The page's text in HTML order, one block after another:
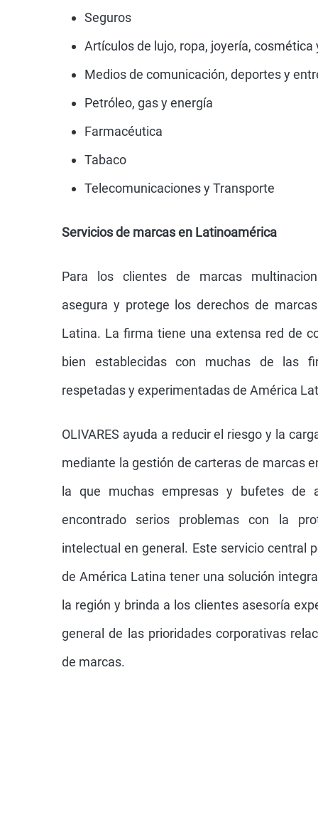
Seguros
Artículos de lujo, ropa, joyería,
Medios de comunicación, deportes y
Petróleo, gas y energía
Farmacéutica
Tabaco
Telecomunicaciones y Transporte
Servicios de marcas en Latinoamérica
Para los clientes de marcas
asegura y protege los derechos de
Latina. La firma tiene una extensa red de
bien establecidas con muchas de las
respetadas y experimentadas de América
OLIVARES ayuda a reducir el riesgo y la
mediante la gestión de carteras de marcas
la que muchas empresas y bufetes de
encontrado serios problemas con la
intelectual en general. Este servicio central
de América Latina tener una solución
la región y brinda a los clientes asesoría
general de las prioridades corporativas
de marcas.